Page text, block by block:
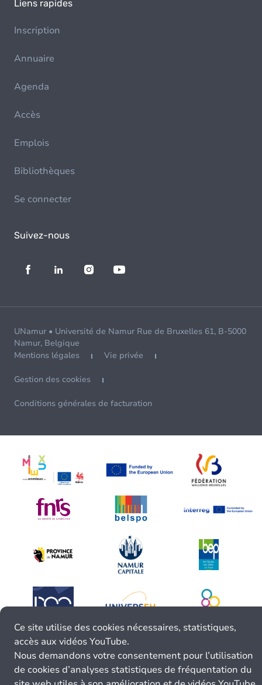
Liens rapides
Inscription
Annuaire
Agenda
Accès
Emplois
Bibliothèques
Se connecter
Suivez-nous
UNamur • Université de Namur Rue de Bruxelles 61, B-5000
Namur, Belgique
Mentions légales
Vie privée
Gestion des cookies
Conditions générales de facturation
Ce site utilise des cookies nécessaires, statistiques,
accès aux vidéos YouTube.
Nous demandons votre consentement pour l’utilisation
de cookies d’analyses statistiques de fréquentation du